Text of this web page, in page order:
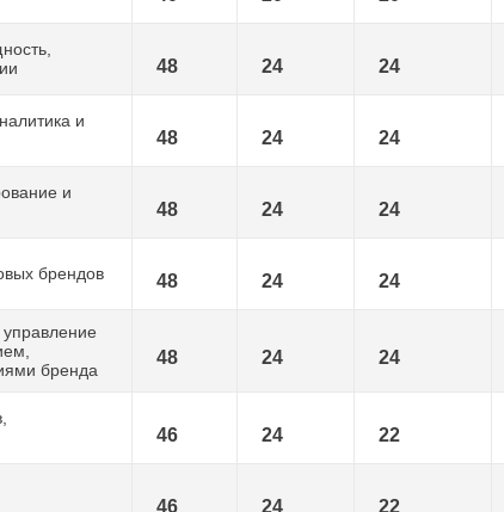
48 24 24
и
48 24 24
и
48 24 24
брендов 48 24 24
бренда
48 24 24
46 24 22
46 24 22